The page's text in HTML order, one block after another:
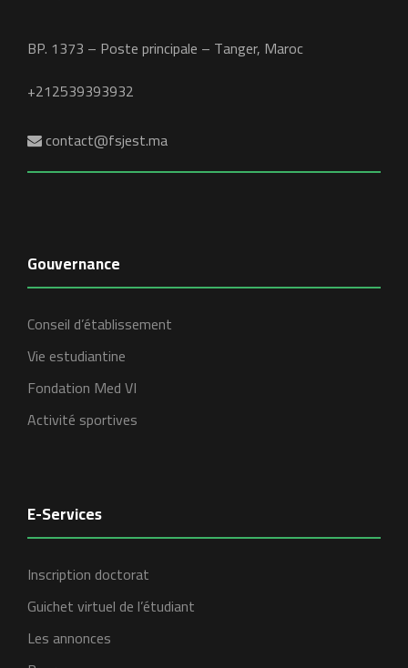
BP. 1373 – Poste principale – Tanger, Maroc
+212539393932
contact@fsjest.ma
Gouvernance
Conseil d’établissement
Vie estudiantine
Fondation Med VI
Activité sportives
E-Services
Inscription doctorat
Guichet virtuel de l’étudiant
Les annonces